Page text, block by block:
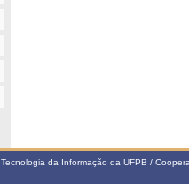
da Informação da UFPB /